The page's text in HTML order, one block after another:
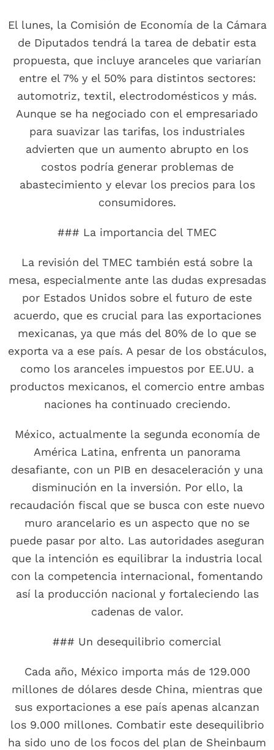
El lunes, la Comisión de Economía de la Cámara
de Diputados tendrá la tarea de debatir esta
propuesta, que incluye aranceles que variarían
entre el 7% y el 50% para distintos sectores:
automotriz, textil, electrodomésticos y más.
Aunque se ha negociado con el empresariado
para suavizar las tarifas, los industriales
advierten que un aumento abrupto en los
costos podría generar problemas de
abastecimiento y elevar los precios para los
consumidores.
### La importancia del TMEC
La revisión del TMEC también está sobre la
mesa, especialmente ante las dudas expresadas
por Estados Unidos sobre el futuro de este
acuerdo, que es crucial para las exportaciones
mexicanas, ya que más del 80% de lo que se
exporta va a ese país. A pesar de los obstáculos,
como los aranceles impuestos por EE.UU. a
productos mexicanos, el comercio entre ambas
naciones ha continuado creciendo.
México, actualmente la segunda economía de
América Latina, enfrenta un panorama
desafiante, con un PIB en desaceleración y una
disminución en la inversión. Por ello, la
recaudación fiscal que se busca con este nuevo
muro arancelario es un aspecto que no se
puede pasar por alto. Las autoridades aseguran
que la intención es equilibrar la industria local
con la competencia internacional, fomentando
así la producción nacional y fortaleciendo las
cadenas de valor.
### Un desequilibrio comercial
Cada año, México importa más de 129.000
millones de dólares desde China, mientras que
sus exportaciones a ese país apenas alcanzan
los 9.000 millones. Combatir este desequilibrio
ha sido uno de los focos del plan de Sheinbaum